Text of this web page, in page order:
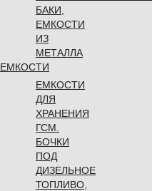
БАКИ,
ЕМКОСТИ
ИЗ
МЕТАЛЛА
ЕМКОСТИ
ЕМКОСТИ
ДЛЯ
ХРАНЕНИЯ
ГСМ.
БОЧКИ
ПОД
ДИЗЕЛЬНОЕ
ТОПЛИВО,